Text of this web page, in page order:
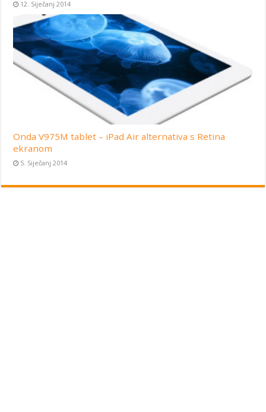
12. Siječanj 2014
Onda V975M tablet – iPad Air alternativa s Retina
ekranom
5. Siječanj 2014